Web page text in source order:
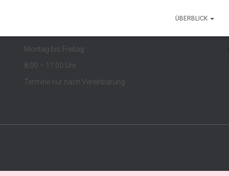
ÜBERBLICK
Montag bis Freitag
8:00 – 17:00 Uhr
Termine nur nach Vereinbarung